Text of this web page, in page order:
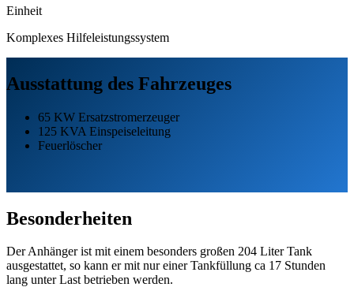
Einheit
Komplexes Hilfeleistungssystem
Ausstattung des Fahrzeuges
65 KW Ersatzstromerzeuger
125 KVA Einspeiseleitung
Feuerlöscher
Besonderheiten
Der Anhänger ist mit einem besonders großen 204 Liter Tank
ausgestattet, so kann er mit nur einer Tankfüllung ca 17 Stunden
lang unter Last betrieben werden.